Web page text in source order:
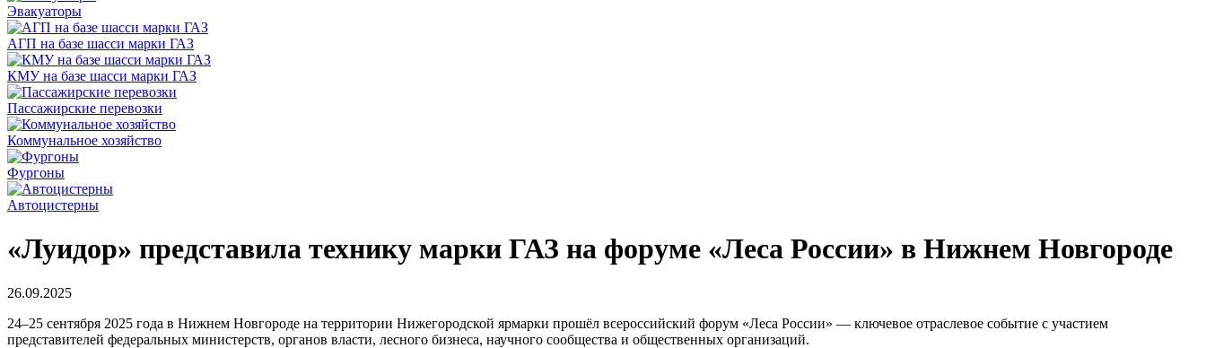
Эвакуаторы
АГП на базе шасси марки ГАЗ
КМУ на базе шасси марки ГАЗ
Пассажирские перевозки
Коммунальное хозяйство
Фургоны
Автоцистерны
«Луидор» представила технику марки ГАЗ на форуме «Леса России» в Нижнем Новгороде
26.09.2025
24–25 сентября 2025 года в Нижнем Новгороде на территории Нижегородской ярмарки прошёл всероссийский форум «Леса России» — ключевое отраслевое событие с участием
представителей федеральных министерств, органов власти, лесного бизнеса, научного сообщества и общественных организаций.